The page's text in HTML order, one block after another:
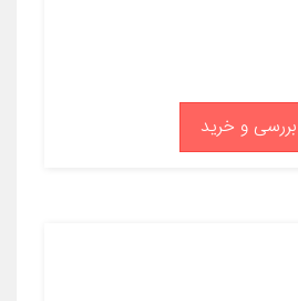
بررسی و خرید